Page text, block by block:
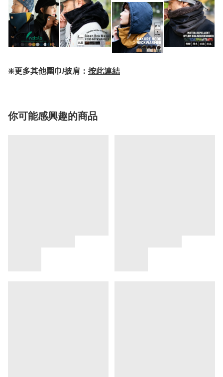
❇️更多其他圍巾/披肩： 按此連結
你可能感興趣的商品